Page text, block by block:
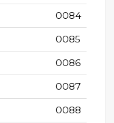
0084
0085
0086
0087
0088